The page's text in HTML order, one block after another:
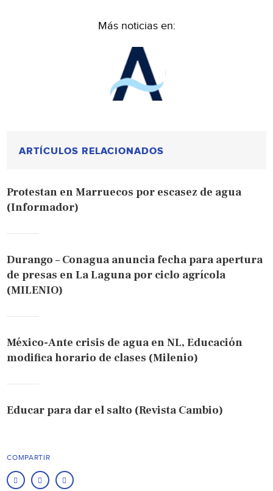
Más noticias en:
ARTÍCULOS RELACIONADOS
Protestan en Marruecos por escasez de agua
(Informador)
Durango – Conagua anuncia fecha para apertura
de presas en La Laguna por ciclo agrícola
(MILENIO)
México-Ante crisis de agua en NL, Educación
modifica horario de clases (Milenio)
Educar para dar el salto (Revista Cambio)
COMPARTIR